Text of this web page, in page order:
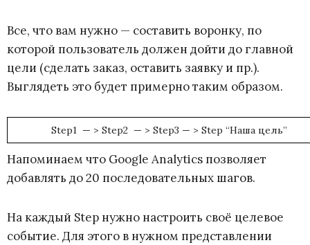
Все, что вам нужно — составить воронку, по
которой пользователь должен дойти до главной
цели (сделать заказ, оставить заявку и пр.).
Выглядеть это будет примерно таким образом.
Step1 — > Step2 — > Step3 — > Step “Наша цель”
Напоминаем что Google Analytics позволяет
добавлять до 20 последовательных шагов.
На каждый Step нужно настроить своё целевое
событие. Для этого в нужном представлении